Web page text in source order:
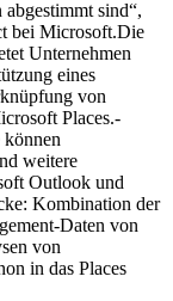
sind“,
bei Microsoft.Die
Unternehmen
eines
von
Places.-
weitere
Outlook und
Kombination der
von
von
in das Places